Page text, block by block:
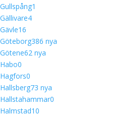
Gullspång1
Gällivare4
Gävle16
Göteborg386 nya
Götene62 nya
Habo0
Hagfors0
Hallsberg73 nya
Hallstahammar0
Halmstad10